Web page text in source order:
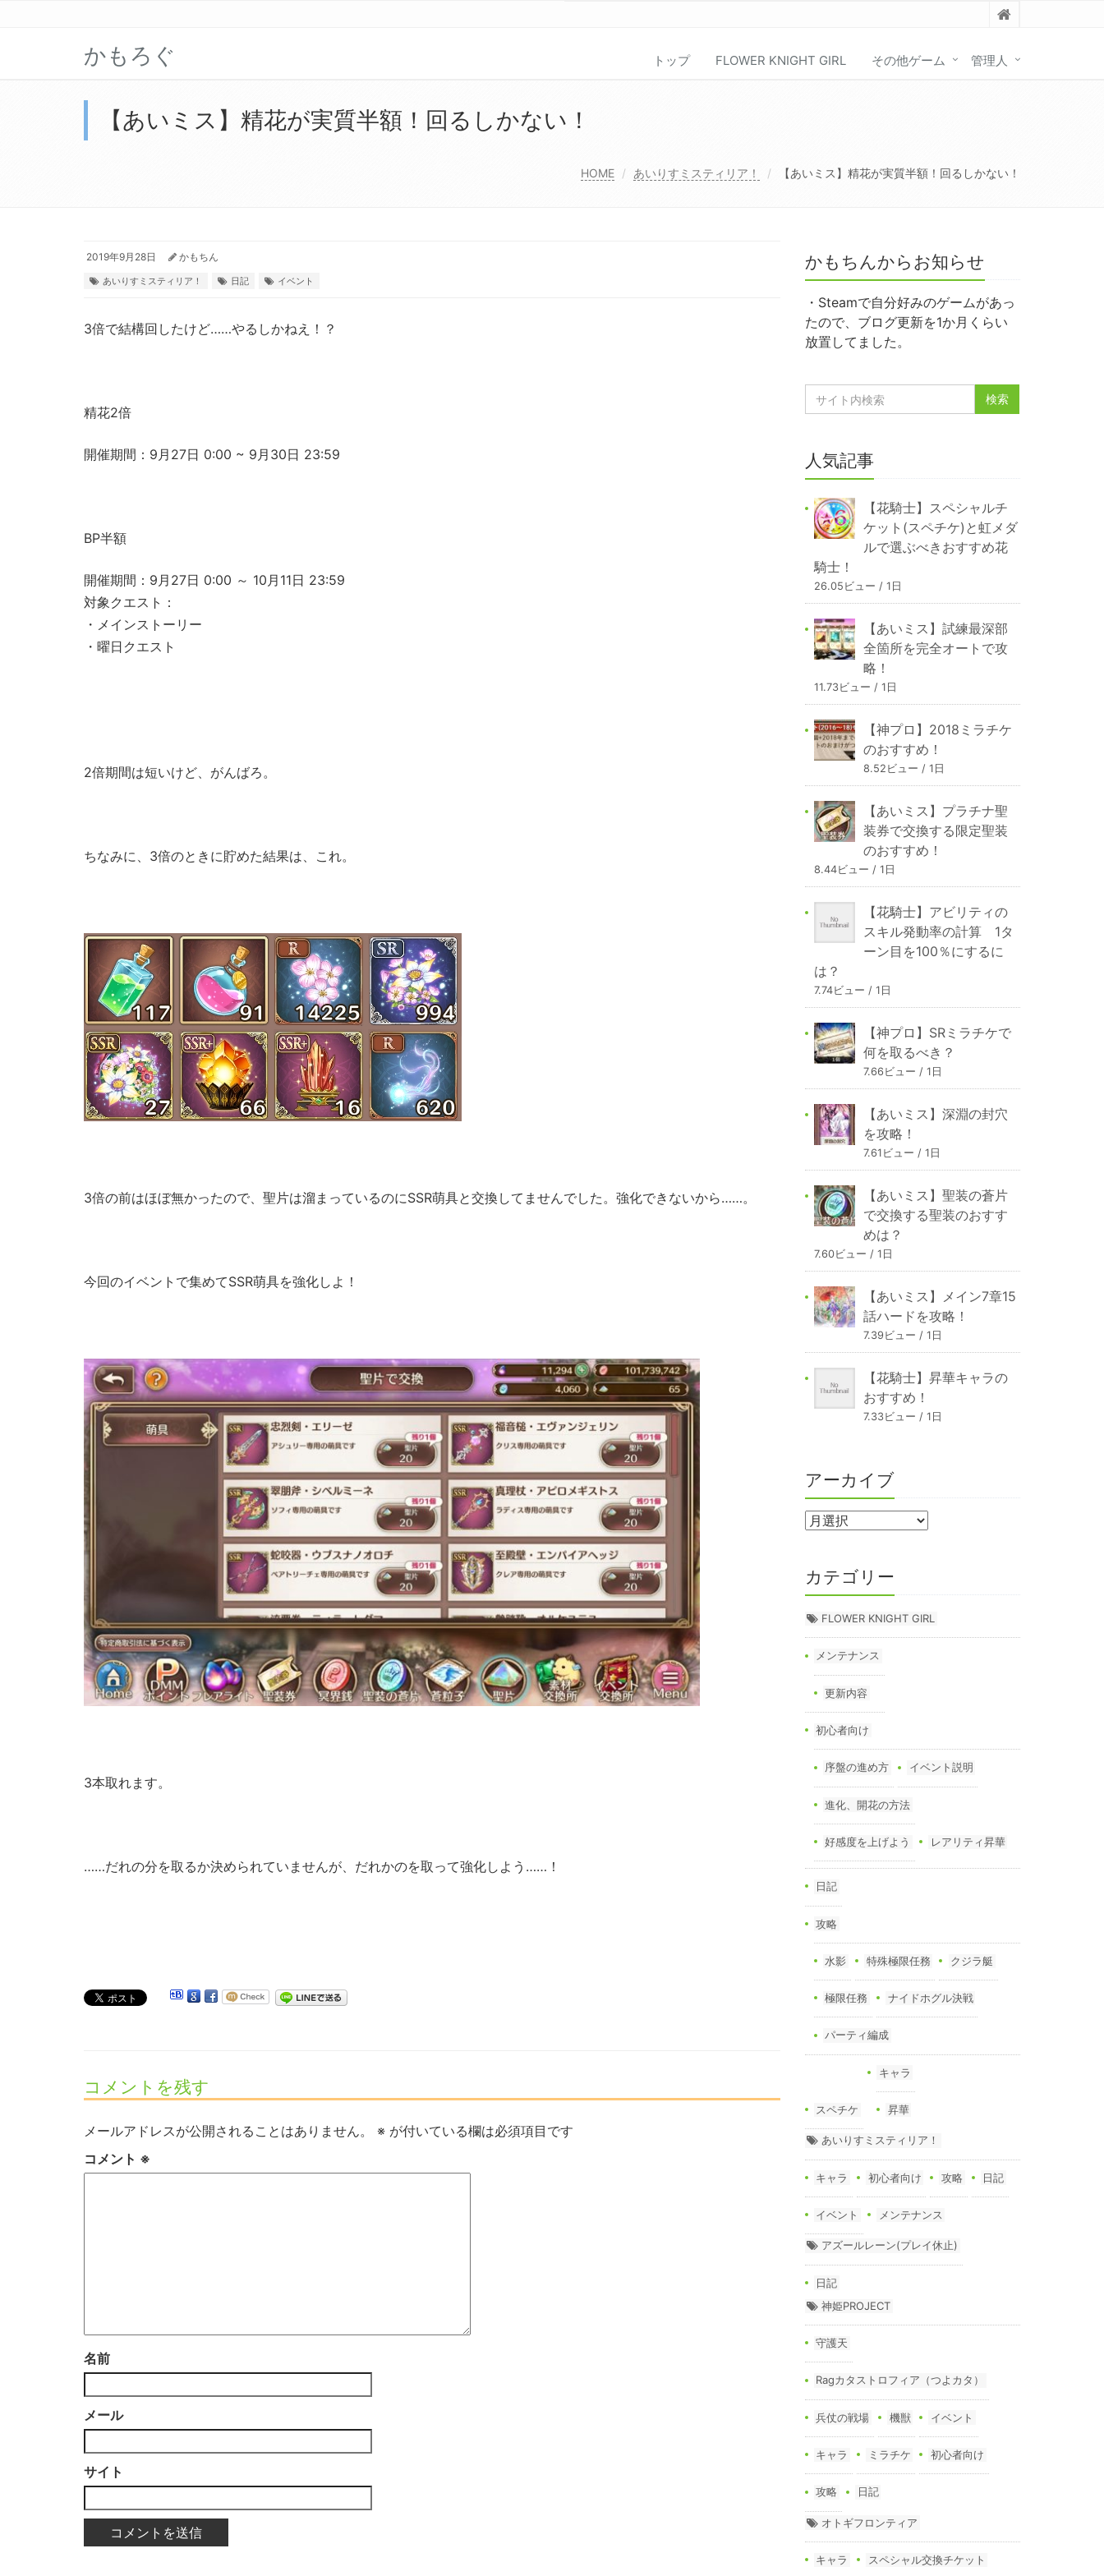
かもろぐ トップ FLOWER KNIGHT GIRL その他ゲーム 管理人
【あいミス】精花が実質半額！回るしかない！
HOME あいりすミスティリア！ 【あいミス】精花が実質半額！回るしかない！
2019年9月28日 かもちん
あいりすミスティリア！ 日記 イベント
3倍で結構回したけど……やるしかねえ！？
精花2倍
開催期間：9月27日 0:00 ~ 9月30日 23:59
BP半額
開催期間：9月27日 0:00 ～ 10月11日 23:59
対象クエスト：
・メインストーリー
・曜日クエスト
2倍期間は短いけど、がんばろ。
ちなみに、3倍のときに貯めた結果は、これ。
3倍の前はほぼ無かったので、聖片は溜まっているのにSSR萌具と交換してませんでした。強化できないから……。
今回のイベントで集めてSSR萌具を強化しよ！
3本取れます。
……だれの分を取るか決められていませんが、だれかのを取って強化しよう……！
コメントを残す
メールアドレスが公開されることはありません。 ※ が付いている欄は必須項目です
コメント ※
名前
メール
サイト
かもちんからお知らせ
・Steamで自分好みのゲームがあっ
たので、ブログ更新を1か月くらい
放置してました。
人気記事
【花騎士】スペシャルチ
ケット(スペチケ)と虹メダ
ルで選ぶべきおすすめ花
騎士！
26.05ビュー / 1日
【あいミス】試練最深部
全箇所を完全オートで攻
略！
11.73ビュー / 1日
【神プロ】2018ミラチケ
のおすすめ！
8.52ビュー / 1日
【あいミス】プラチナ聖
装券で交換する限定聖装
のおすすめ！
8.44ビュー / 1日
【花騎士】アビリティの
スキル発動率の計算 1タ
ーン目を100％にするに
は？
7.74ビュー / 1日
【神プロ】SRミラチケで
何を取るべき？
7.66ビュー / 1日
【あいミス】深淵の封穴
を攻略！
7.61ビュー / 1日
【あいミス】聖装の蒼片
で交換する聖装のおすす
めは？
7.60ビュー / 1日
【あいミス】メイン7章15
話ハードを攻略！
7.39ビュー / 1日
【花騎士】昇華キャラの
おすすめ！
7.33ビュー / 1日
アーカイブ
カテゴリー
FLOWER KNIGHT GIRL
メンテナンス
更新内容
初心者向け
序盤の進め方 イベント説明
進化、開花の方法
好感度を上げよう レアリティ昇華
日記
攻略
水影 特殊極限任務 クジラ艇
極限任務 ナイドホグル決戦
パーティ編成
スペチケ
キャラ
昇華
あいりすミスティリア！
キャラ 初心者向け 攻略 日記
イベント メンテナンス
アズールレーン(プレイ休止)
日記
神姫PROJECT
守護天
Ragカタストロフィア（つよカタ）
兵仗の戦場 機獣 イベント
キャラ ミラチケ 初心者向け
攻略 日記
オトギフロンティア
キャラ スペシャル交換チケット